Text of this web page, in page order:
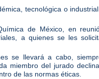
tecnológica o
de México, en
a quienes se les
se llevará a cabo,
miembro del jurado
de las normas éticas.